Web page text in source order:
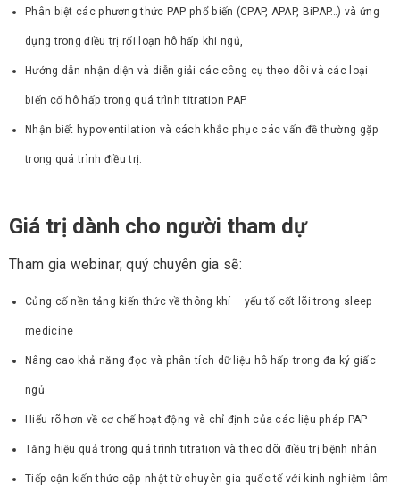
Phân biệt các phương thức PAP phổ biến (CPAP, APAP, BiPAP…) và ứng
dụng trong điều trị rối loạn hô hấp khi ngủ,
Hướng dẫn nhận diện và diễn giải các công cụ theo dõi và các loại
biến cố hô hấp trong quá trình titration PAP.
Nhận biết hypoventilation và cách khắc phục các vấn đề thường gặp
trong quá trình điều trị.
Giá trị dành cho người tham dự
Tham gia webinar, quý chuyên gia sẽ:
Củng cố nền tảng kiến thức về thông khí – yếu tố cốt lõi trong sleep
medicine
Nâng cao khả năng đọc và phân tích dữ liệu hô hấp trong đa ký giấc
ngủ
Hiểu rõ hơn về cơ chế hoạt động và chỉ định của các liệu pháp PAP
Tăng hiệu quả trong quá trình titration và theo dõi điều trị bệnh nhân
Tiếp cận kiến thức cập nhật từ chuyên gia quốc tế với kinh nghiệm lâm